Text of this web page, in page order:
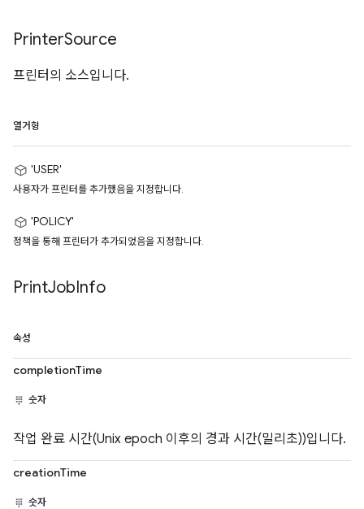
PrinterSource
프린터의 소스입니다.
열거형
'USER'
사용자가 프린터를 추가했음을 지정합니다.
'POLICY'
정책을 통해 프린터가 추가되었음을 지정합니다.
PrintJobInfo
속성
completionTime
숫자
작업 완료 시간(Unix epoch 이후의 경과 시간(밀리초))입니다.
creationTime
숫자